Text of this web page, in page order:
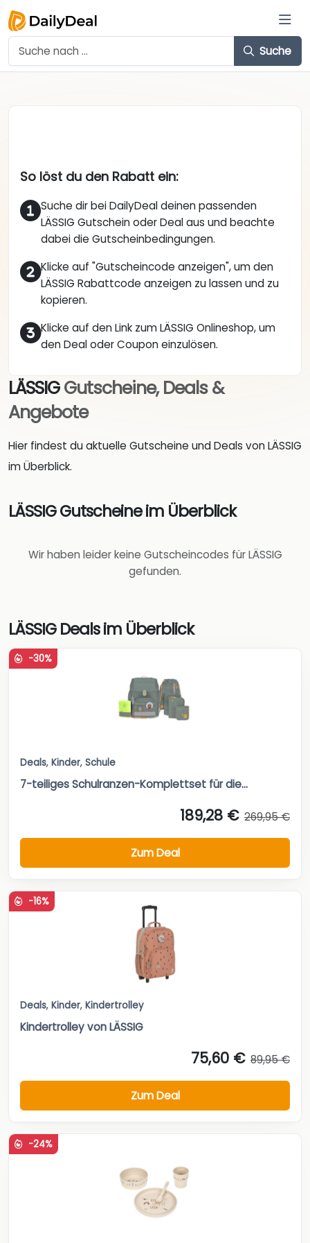
Suche
So löst du den Rabatt ein:
Suche dir bei DailyDeal deinen passenden
LÄSSIG Gutschein oder Deal aus und beachte
dabei die Gutscheinbedingungen.
Klicke auf "Gutscheincode anzeigen", um den
LÄSSIG Rabattcode anzeigen zu lassen und zu
kopieren.
Klicke auf den Link zum LÄSSIG Onlineshop, um
den Deal oder Coupon einzulösen.
LÄSSIGGutscheine, Deals &
Angebote
Hier findest du aktuelle Gutscheine und Deals von LÄSSIG
im Überblick.
LÄSSIG Gutscheine im Überblick
Wir haben leider keine Gutscheincodes für LÄSSIG
gefunden.
LÄSSIG Deals im Überblick
-30%
Deals, Kinder, Schule
7-teiliges Schulranzen-Komplettset für die...
189,28 € 269,95 €
Zum Deal
-16%
Deals, Kinder, Kindertrolley
Kindertrolley von LÄSSIG
75,60 € 89,95 €
Zum Deal
-24%